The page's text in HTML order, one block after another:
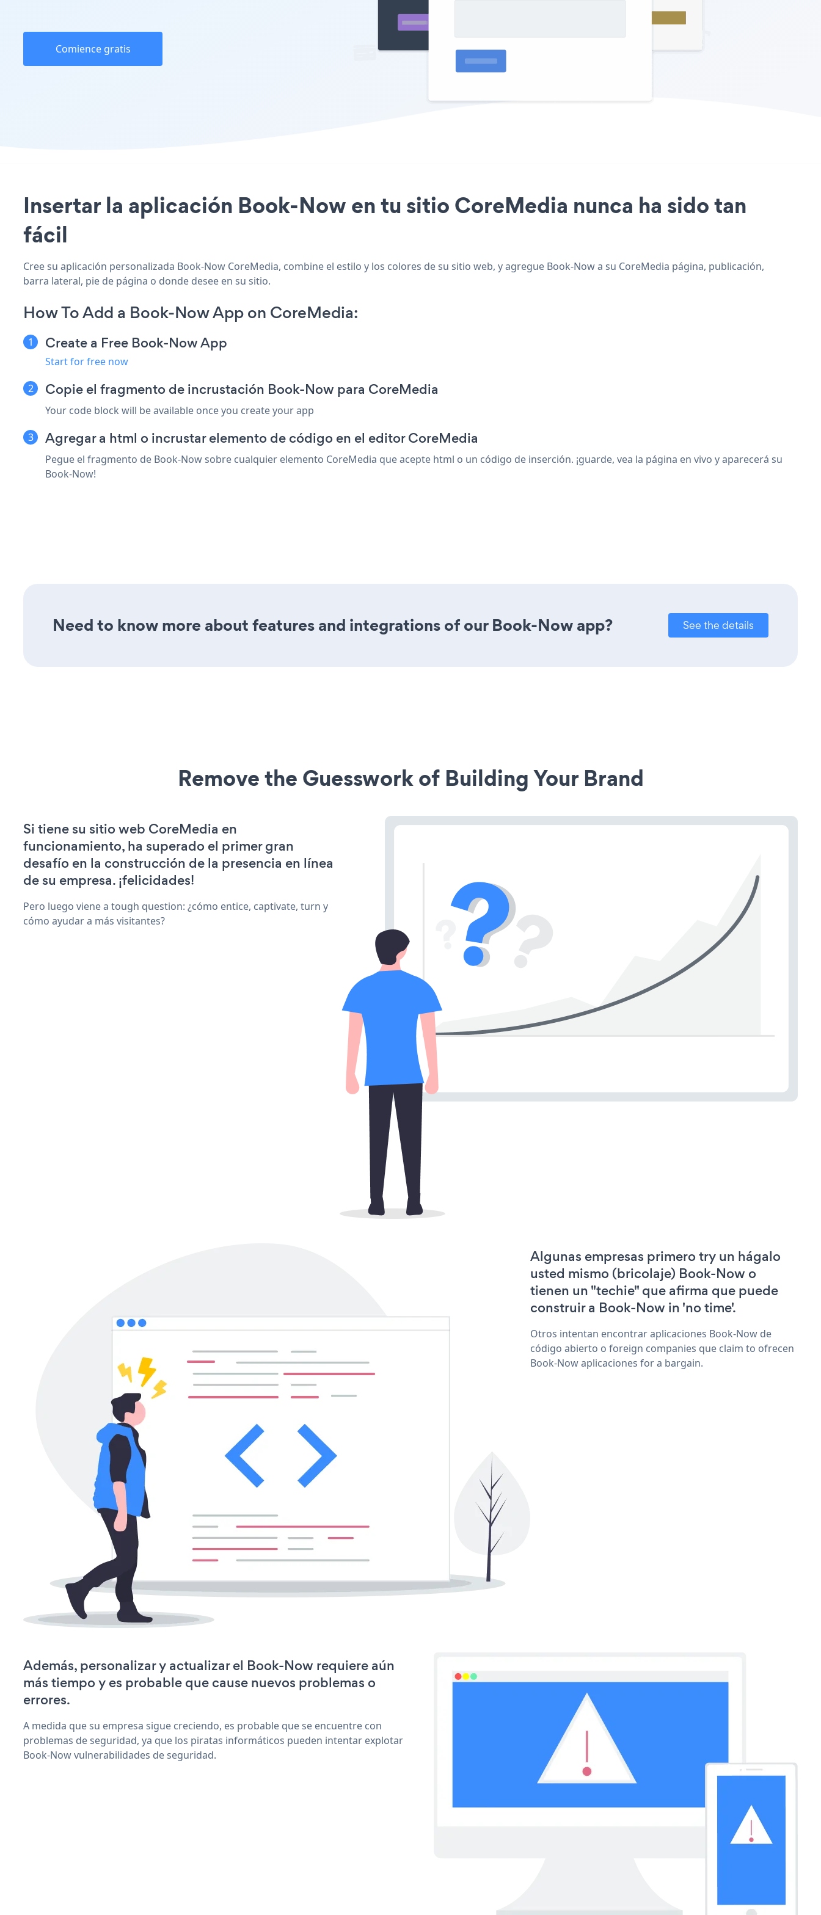
Comience gratis
Insertar la aplicación Book-Now en tu sitio CoreMedia nunca ha sido tan
fácil
Cree su aplicación personalizada Book-Now CoreMedia, combine el estilo y los colores de su sitio web, y agregue Book-Now a su CoreMedia página, publicación,
barra lateral, pie de página o donde desee en su sitio.
How To Add a Book-Now App on CoreMedia:
Create a Free Book-Now App
Start for free now
Copie el fragmento de incrustación Book-Now para CoreMedia
Your code block will be available once you create your app
Agregar a html o incrustar elemento de código en el editor CoreMedia
Pegue el fragmento de Book-Now sobre cualquier elemento CoreMedia que acepte html o un código de inserción. ¡guarde, vea la página en vivo y aparecerá su
Book-Now!
Need to know more about features and integrations of our Book-Now app? See the details
Remove the Guesswork of Building Your Brand
Si tiene su sitio web CoreMedia en
funcionamiento, ha superado el primer gran
desafío en la construcción de la presencia en línea
de su empresa. ¡felicidades!
Pero luego viene a tough question: ¿cómo entice, captivate, turn y
cómo ayudar a más visitantes?
Algunas empresas primero try un hágalo
usted mismo (bricolaje) Book-Now o
tienen un "techie" que afirma que puede
construir a Book-Now in 'no time'.
Otros intentan encontrar aplicaciones Book-Now de
código abierto o foreign companies que claim to ofrecen
Book-Now aplicaciones for a bargain.
Además, personalizar y actualizar el Book-Now requiere aún
más tiempo y es probable que cause nuevos problemas o
errores.
A medida que su empresa sigue creciendo, es probable que se encuentre con
problemas de seguridad, ya que los piratas informáticos pueden intentar explotar
Book-Now vulnerabilidades de seguridad.